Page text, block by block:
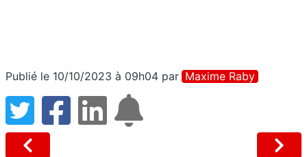
Publié le 10/10/2023 à 09h04 par Maxime Raby